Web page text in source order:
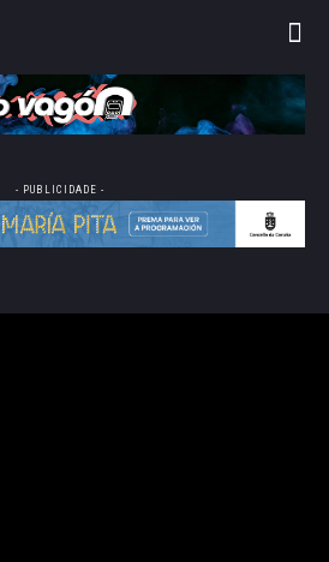
- PUBLICIDADE -